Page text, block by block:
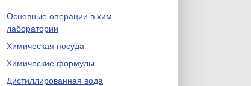
Основные операции в хим.
лаборатории
Химическая посуда
Химические формулы
Дистиллированная вода